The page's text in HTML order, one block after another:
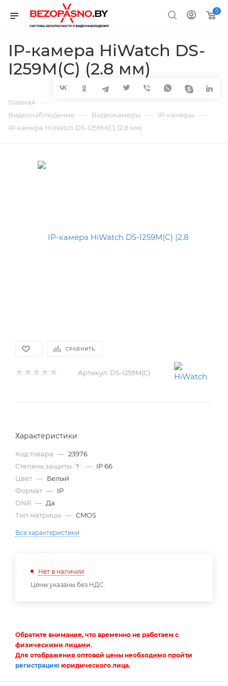
0
IP-камера HiWatch DS-
I259M(C) (2.8 мм)
Главная —
Видеонаблюдение — Видеокамеры — IP-камеры —
IP-камера HiWatch DS-I259M(C) (2.8 мм)
СРАВНИТЬ
Артикул: DS-I259M(C)
Характеристики
Код товара — 23976
Степень защиты
? — IP 66
Цвет — Белый
Формат — IP
DNR — Да
Тип матрицы — CMOS
Все характеристики
Нет в наличии
Цены указаны без НДС.
Обратите внимание, что временно не работаем с
физическими лицами.
Для отображения оптовой цены необходимо пройти
регистрацию юридического лица.